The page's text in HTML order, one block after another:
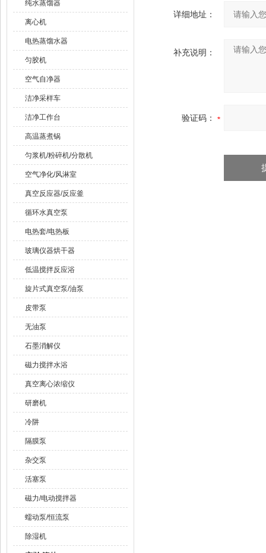
纯水蒸馏器
离心机
电热蒸馏水器
匀胶机
空气自净器
洁净采样车
洁净工作台
高温蒸煮锅
匀浆机/粉碎机/分散机
空气净化/风淋室
真空反应器/反应釜
循环水真空泵
电热套/电热板
玻璃仪器烘干器
低温搅拌反应浴
旋片式真空泵/油泵
皮带泵
无油泵
石墨消解仪
磁力搅拌水浴
真空离心浓缩仪
研磨机
冷阱
隔膜泵
杂交泵
活塞泵
磁力/电动搅拌器
蠕动泵/恒流泵
除湿机
详细地址：
补充说明：
验证码：